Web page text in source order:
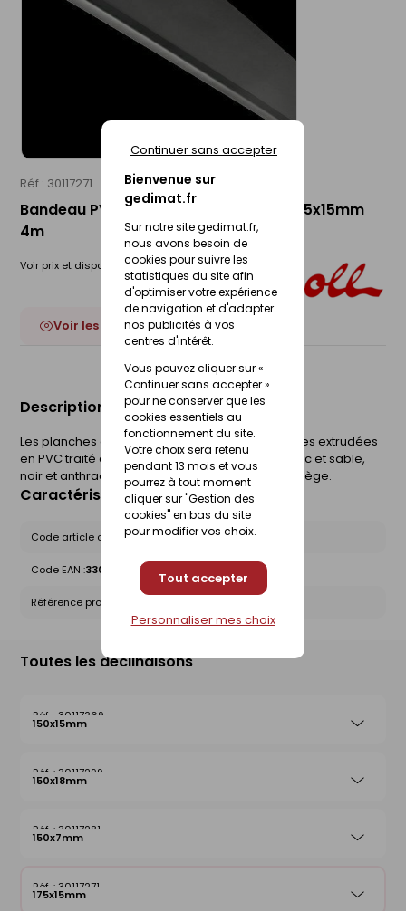
Bienvenue sur
gedimat.fr
Sur notre site gedimat.fr,
nous avons besoin de
cookies pour suivre les
statistiques du site afin
d'optimiser votre expérience
de navigation et d'adapter
nos publicités à vos
centres d'intérêt.
Vous pouvez cliquer sur «
Continuer sans accepter »
pour ne conserver que les
cookies essentiels au
fonctionnement du site.
Votre choix sera retenu
pendant 13 mois et vous
pourrez à tout moment
cliquer sur "Gestion des
cookies" en bas du site
pour modifier vos choix.
Tout accepter
Continuer sans accepter
Personnaliser mes choix
Réf : 30117271 NICOLL
Bandeau PVC cellulaire anthracite - 175x15mm
4m
Voir prix et disponibilité en magasin
Voir les 17 déclinaisons
Description du produit
Les planches de rive sont des planches cellulaires extrudées
en PVC traité anti UV en 4 coloris différents (blanc et sable,
noir et anthracite ) ou plaxées en finition chêne liège.
Caractéristiques du produit
Code article chez le fournisseur : C15B1754A
Code EAN :3309033684407
Référence produit nationale Gedimat :
Toutes les déclinaisons
30117269
150x15mm
30117299
150x18mm
30117281
150x7mm
30117271
175x15mm